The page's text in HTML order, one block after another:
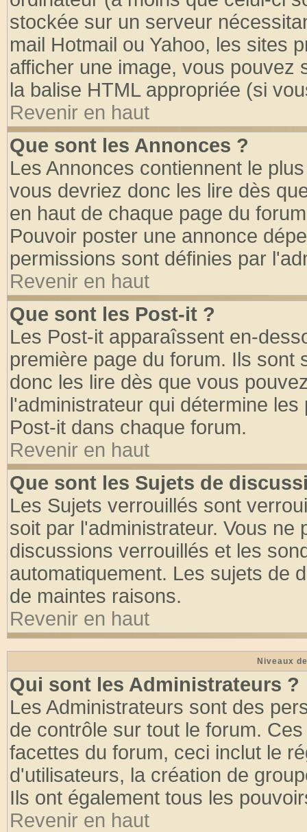
stockée sur un serveur
mail Hotmail ou Yahoo, les sites
afficher une image, vous pouvez
la balise HTML appropriée (si
Revenir en haut
Que sont les Annonces ?
Les Annonces contiennent le
vous devriez donc les lire dès
en haut de chaque page du
Pouvoir poster une annonce
permissions sont définies par
Revenir en haut
Que sont les Post-it ?
Les Post-it apparaîssent en-
première page du forum. Ils
donc les lire dès que vous
l'administrateur qui détermine
Post-it dans chaque forum.
Revenir en haut
Que sont les Sujets de
Les Sujets verrouillés sont
soit par l'administrateur. Vous
discussions verrouillés et les
automatiquement. Les sujets de
de maintes raisons.
Revenir en haut
Niveaux
Qui sont les Administrateurs ?
Les Administrateurs sont des
de contrôle sur tout le forum.
facettes du forum, ceci inclut le
d'utilisateurs, la création de
Ils ont également tous les
Revenir en haut